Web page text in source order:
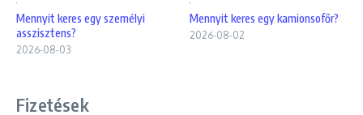
Mennyit keres egy személyi
asszisztens?
2026-08-03
Mennyit keres egy kamionsofőr?
2026-08-02
Fizetések